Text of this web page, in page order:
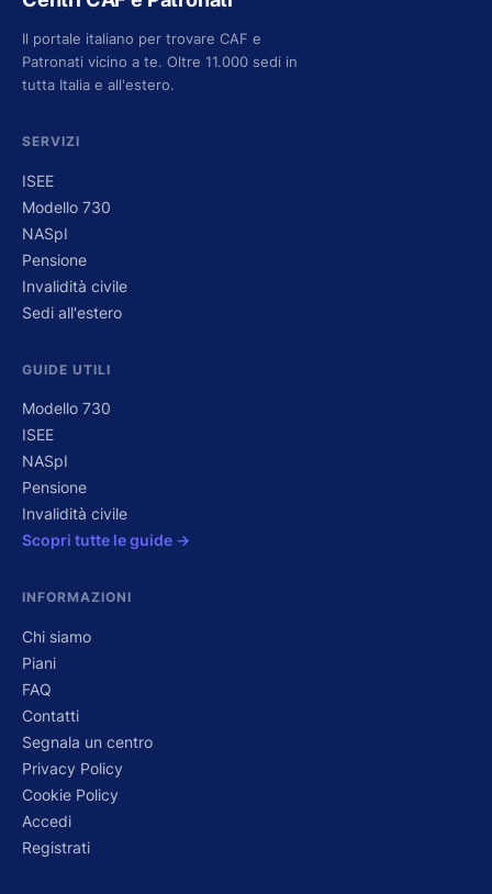
Il portale italiano per trovare CAF e
Patronati vicino a te. Oltre 11.000 sedi in
tutta Italia e all'estero.
SERVIZI
ISEE
Modello 730
NASpI
Pensione
Invalidità civile
Sedi all'estero
GUIDE UTILI
Modello 730
ISEE
NASpI
Pensione
Invalidità civile
Scopri tutte le guide →
INFORMAZIONI
Chi siamo
Piani
FAQ
Contatti
Segnala un centro
Privacy Policy
Cookie Policy
Accedi
Registrati